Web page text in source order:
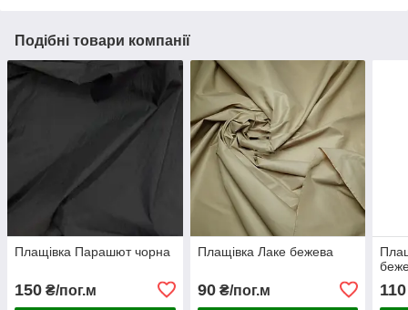
Подібні товари компанії
Плащівка Парашют чорна
150 ₴/пог.м
Плащівка Лаке бежева
90₴/пог.м 110